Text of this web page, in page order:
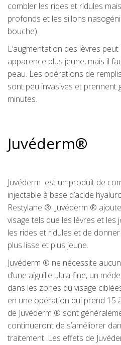
combler les rides et ridules
profonds et les sillons
bouche).
L’augmentation des lèvres
apparence plus jeune, mais il
peau. Les opérations de
sont peu invasives et prennent
minutes.
Juvéderm®
Juvéderm est un produit de
injectable à base d’acide
Restylane ®. Juvéderm ®
visage tels que les lèvres et les
les rides et ridules et de
plus lisse et plus jeune.
Juvéderm ® ne nécessite aucun
d’une aiguille ultra-fine, un
dans les zones du visage
en une opération qui prend 15
de Juvéderm ® sont
continueront de s’améliorer
traitement. Les effets de